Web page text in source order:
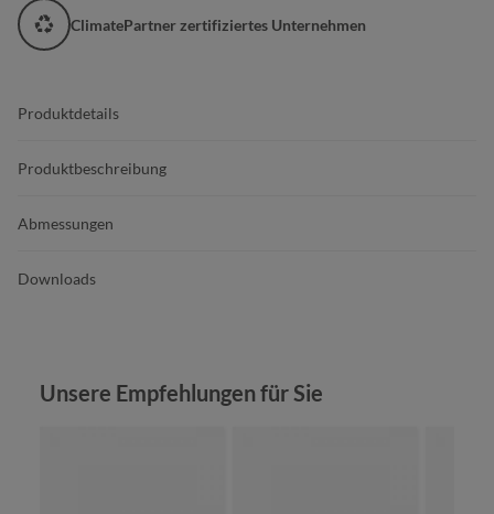
ClimatePartner zertifiziertes Unternehmen
Produktdetails
Produktbeschreibung
Abmessungen
Downloads
Produktgalerie überspringen
Unsere Empfehlungen für Sie